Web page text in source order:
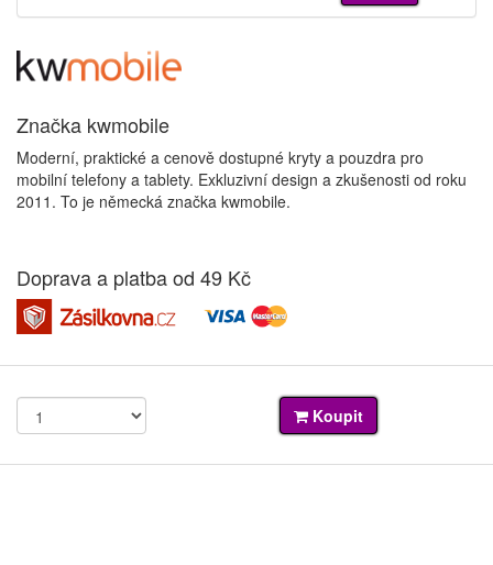
Značka kwmobile
Moderní, praktické a cenově dostupné kryty a pouzdra pro
mobilní telefony a tablety. Exkluzivní design a zkušenosti od roku
2011. To je německá značka kwmobile.
Doprava a platba od 49 Kč
Koupit